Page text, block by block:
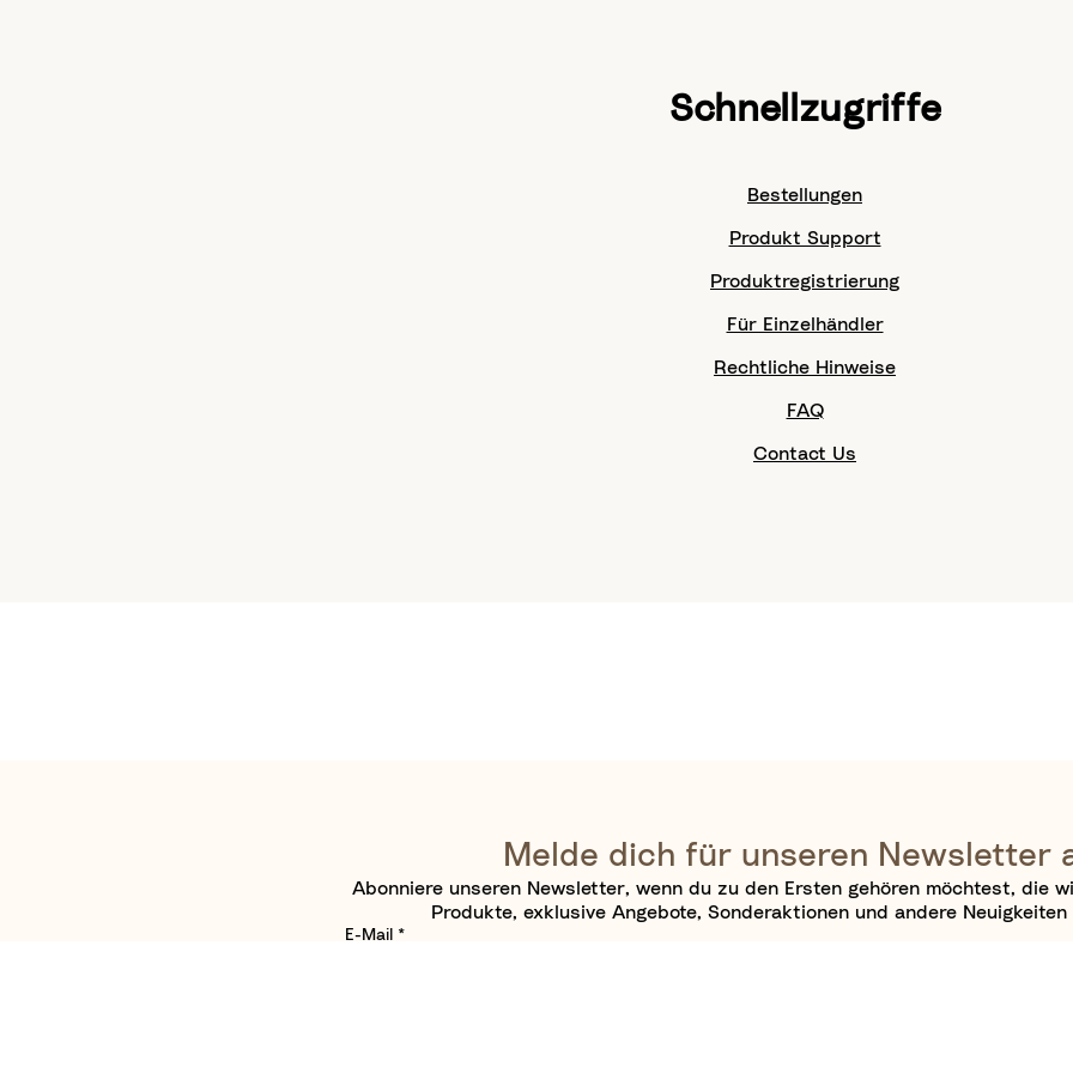
Schnellzugriffe
Bestellungen
Produkt Support
Produktregistrierung
Für Einzelhändler
Rechtliche Hinweise
FAQ
Contact Us
Melde dich für unseren Newsletter
Abonniere unseren Newsletter, wenn du zu den Ersten gehören möchtest, die
Produkte, exklusive Angebote, Sonderaktionen und andere Neuigkeiten
E-Mail *